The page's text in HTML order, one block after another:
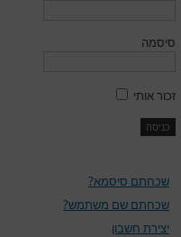
סיסמה
זכור אותי
שכחתם סיסמא?
שכחתם שם משתמש?
יצירת חשבון